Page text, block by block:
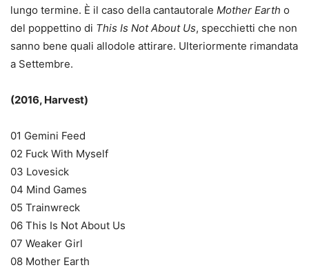
lungo termine. È il caso della cantautorale Mother Earth o
del poppettino di This Is Not About Us, specchietti che non
sanno bene quali allodole attirare. Ulteriormente rimandata
a Settembre.
(2016, Harvest)
01 Gemini Feed
02 Fuck With Myself
03 Lovesick
04 Mind Games
05 Trainwreck
06 This Is Not About Us
07 Weaker Girl
08 Mother Earth